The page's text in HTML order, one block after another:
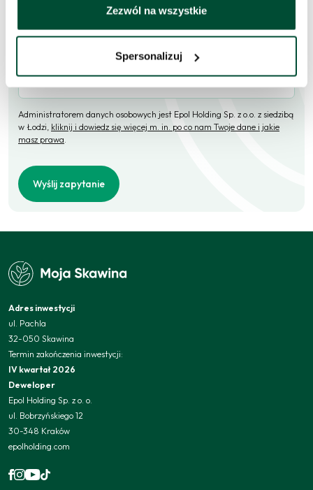
Zezwól na wszystkie
Spersonalizuj
Administratorem danych osobowych jest Epol Holding Sp. z o.o. z siedzibą
w Łodzi, kliknij i dowiedz się więcej m. in. po co nam Twoje dane i jakie
masz prawa.
Wyślij zapytanie
Adres inwestycji
ul. Pachla
32-050 Skawina
Termin zakończenia inwestycji:
IV kwartał 2026
Deweloper
Epol Holding Sp. z o. o.
ul. Bobrzyńskiego 12
30-348 Kraków
epolholding.com